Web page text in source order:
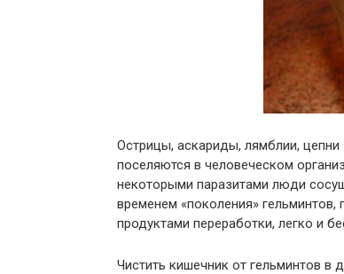
Острицы, аскариды, лямблии, цепни
поселяются в человеческом
некоторыми паразитами люди
временем «поколения»
продуктами переработки, легко и
Чистить кишечник от гельминтов в